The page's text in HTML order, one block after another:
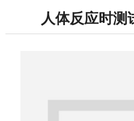
人体反应时测